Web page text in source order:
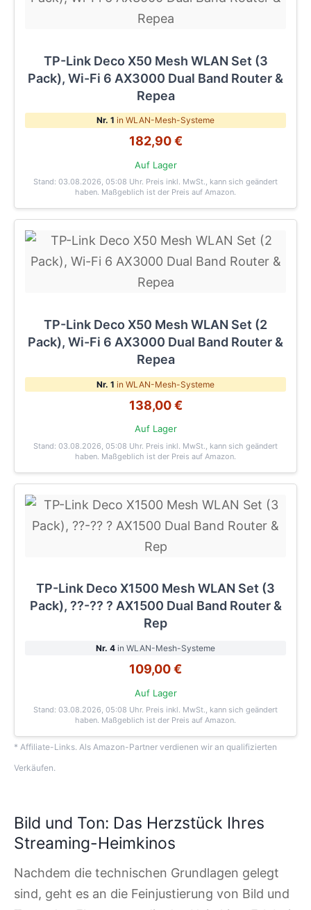
TP-Link Deco X50 Mesh WLAN Set (3
Pack), Wi-Fi 6 AX3000 Dual Band Router &
Repea
Nr. 1 in WLAN-Mesh-Systeme
182,90 €
Auf Lager
Stand: 03.08.2026, 05:08 Uhr. Preis inkl. MwSt., kann sich geändert
haben. Maßgeblich ist der Preis auf Amazon.
TP-Link Deco X50 Mesh WLAN Set (2
Pack), Wi-Fi 6 AX3000 Dual Band Router &
Repea
Nr. 1 in WLAN-Mesh-Systeme
138,00 €
Auf Lager
Stand: 03.08.2026, 05:08 Uhr. Preis inkl. MwSt., kann sich geändert
haben. Maßgeblich ist der Preis auf Amazon.
TP-Link Deco X1500 Mesh WLAN Set (3
Pack), ??-?? ? AX1500 Dual Band Router &
Rep
Nr. 4 in WLAN-Mesh-Systeme
109,00 €
Auf Lager
Stand: 03.08.2026, 05:08 Uhr. Preis inkl. MwSt., kann sich geändert
haben. Maßgeblich ist der Preis auf Amazon.
* Affiliate-Links. Als Amazon-Partner verdienen wir an qualifizierten
Verkäufen.
Bild und Ton: Das Herzstück Ihres
Streaming-Heimkinos
Nachdem die technischen Grundlagen gelegt
sind, geht es an die Feinjustierung von Bild und